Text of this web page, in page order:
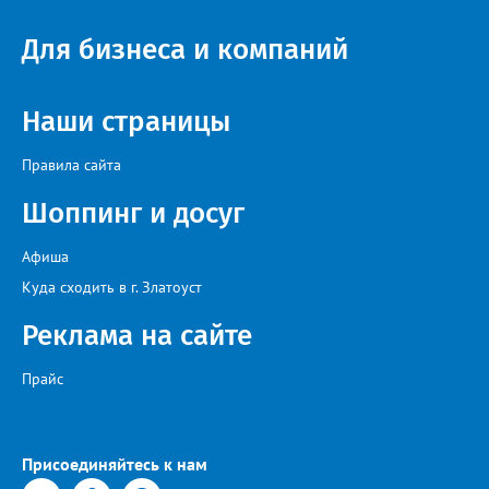
оперативно делиться информацией со всеми
заинтересованными – от поставщика тепла до конечных
Для бизнеса и компаний
Наши страницы
Правила сайта
Шоппинг и досуг
Афиша
Куда сходить в г. Златоуст
Реклама на сайте
Прайс
Присоединяйтесь к нам